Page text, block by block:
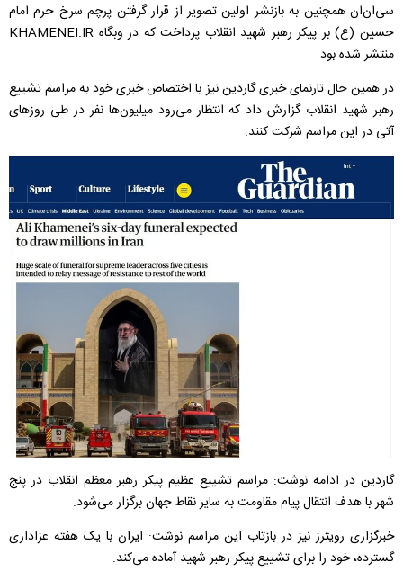
سی‌ان‌ان همچنین به بازنشر اولین تصویر از قرار گرفتن پرچم سرخ حرم امام
حسین (ع) بر پیکر رهبر شهید انقلاب پرداخت که در وبگاه KHAMENEI.IR
منتشر شده بود.
در همین حال تارنمای خبری گاردین نیز با اختصاص خبری خود به مراسم تشییع
رهبر شهید انقلاب گزارش داد که انتظار می‌رود میلیون‌ها نفر در طی روزهای
آتی در این مراسم شرکت کنند.
گاردین در ادامه نوشت: مراسم تشییع عظیم پیکر رهبر معظم انقلاب در پنج
شهر با هدف انتقال پیام مقاومت به سایر نقاط جهان برگزار می‌شود.
خبرگزاری رویترز نیز در بازتاب این مراسم نوشت: ایران با یک هفته عزاداری
گسترده، خود را برای تشییع پیکر رهبر شهید آماده می‌کند.